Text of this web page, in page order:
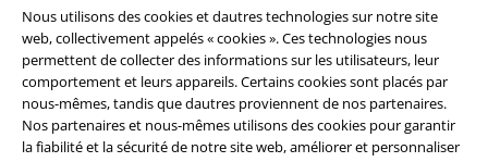
Nous utilisons des cookies et dautres technologies sur notre site
web, collectivement appelés « cookies ». Ces technologies nous
permettent de collecter des informations sur les utilisateurs, leur
comportement et leurs appareils. Certains cookies sont placés par
nous-mêmes, tandis que dautres proviennent de nos partenaires.
Nos partenaires et nous-mêmes utilisons des cookies pour garantir
la fiabilité et la sécurité de notre site web, améliorer et personnaliser
A Warner Music Group Company